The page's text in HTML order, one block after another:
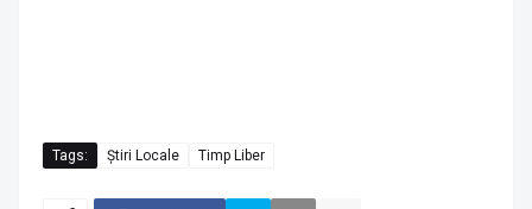
Tags: Știri Locale Timp Liber